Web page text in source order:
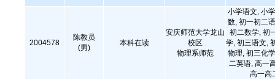
2004578
陈教员
(男)
本科在读
安庆师范大学龙山
校区
物理系师范
小学语文, 小
数, 初一初二
初二数学, 初
学, 初三语文,
物理, 初三化
二英语, 高一
高一高